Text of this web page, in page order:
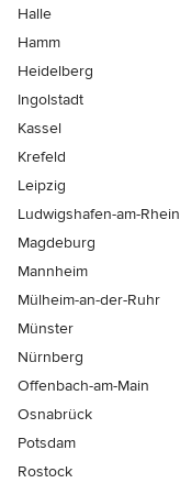
Halle
Hamm
Heidelberg
Ingolstadt
Kassel
Krefeld
Leipzig
Ludwigshafen-am-Rhein
Magdeburg
Mannheim
Mülheim-an-der-Ruhr
Münster
Nürnberg
Offenbach-am-Main
Osnabrück
Potsdam
Rostock